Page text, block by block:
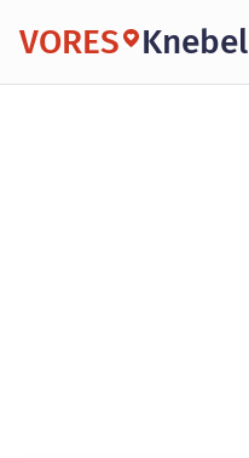
VORES Knebel